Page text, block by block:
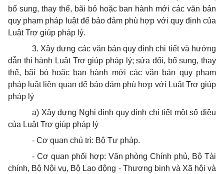
bổ sung, thay thế, bãi bỏ hoặc ban hành mới các văn bản
quy phạm pháp luật để bảo đảm phù hợp với quy định của
Luật Trợ giúp pháp lý.
3. Xây dựng các văn bản quy định chi tiết và hướng
dẫn thi hành Luật Trợ giúp pháp lý; sửa đổi, bổ sung, thay
thế, bãi bỏ hoặc ban hành mới các văn bản quy phạm
pháp luật liên quan để bảo đảm phù hợp với Luật Trợ giúp
pháp lý
a) Xây dựng Nghị định quy định chi tiết một số điều
của Luật Trợ giúp pháp lý
- Cơ quan chủ trì: Bộ Tư pháp.
- Cơ quan phối hợp: Văn phòng Chính phủ, Bộ Tài
chính, Bộ Nội vụ, Bộ Lao động - Thương binh và Xã hội và